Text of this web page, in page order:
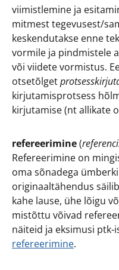
viimistlemine ja
mitmest tegevusest/
keskendutakse enne
vormile ja pindmistele
või viidete vormistus.
otsetõlget
kirjutamisprotsess
kirjutamise (nt allikate
refereerimine(
Refereerimine on
oma sõnadega
originaaltähendus
kahe lause, ühe lõigu
mistõttu võivad
näiteid ja eksimusi ptk-
refereerimine.